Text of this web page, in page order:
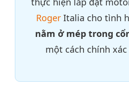
Roger Italia cho tình
nằm ở mép trong
một cách chính